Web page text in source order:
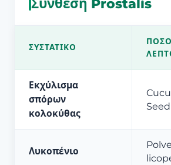
Σύνθεση Prostalis
ΣΥΣΤΑΤΙΚΌ
Εκχύλισμα
σπόρων
κολοκύθας
Λυκοπένιο